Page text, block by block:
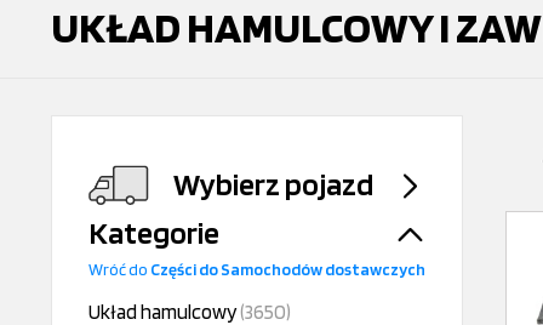
UKŁAD HAMULCOWY I
Wybierz pojazd
Kategorie
Wróć do Części do Samochodów dostawczych
Układ hamulcowy(3650)